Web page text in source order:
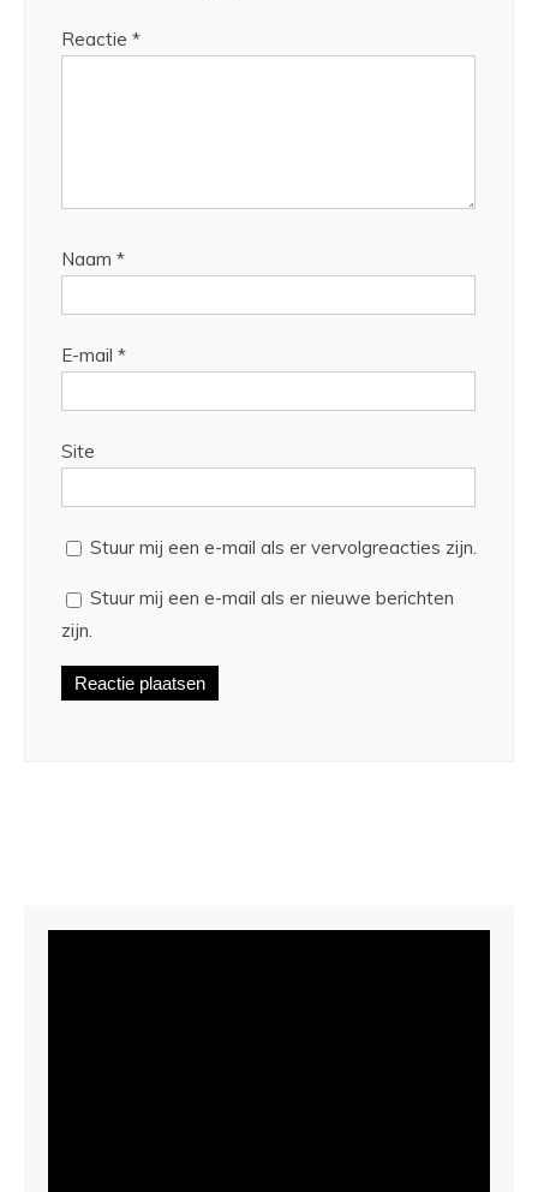
Reactie *
Naam *
E-mail *
Site
Stuur mij een e-mail als er vervolgreacties zijn.
Stuur mij een e-mail als er nieuwe berichten
zijn.